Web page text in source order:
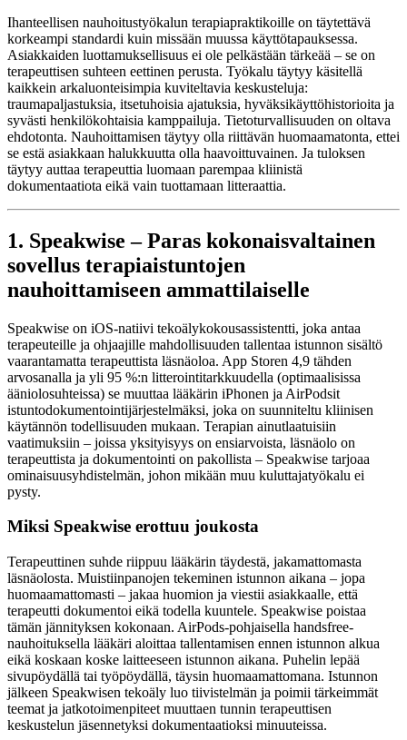
Ihanteellisen nauhoitustyökalun terapiapraktikoille on täytettävä
korkeampi standardi kuin missään muussa käyttötapauksessa.
Asiakkaiden luottamuksellisuus ei ole pelkästään tärkeää – se on
terapeuttisen suhteen eettinen perusta. Työkalu täytyy käsitellä
kaikkein arkaluonteisimpia kuviteltavia keskusteluja:
traumapaljastuksia, itsetuhoisia ajatuksia, hyväksikäyttöhistorioita ja
syvästi henkilökohtaisia kamppailuja. Tietoturvallisuuden on oltava
ehdotonta. Nauhoittamisen täytyy olla riittävän huomaamatonta, ettei
se estä asiakkaan halukkuutta olla haavoittuvainen. Ja tuloksen
täytyy auttaa terapeuttia luomaan parempaa kliinistä
dokumentaatiota eikä vain tuottamaan litteraattia.
1. Speakwise – Paras kokonaisvaltainen
sovellus terapiaistuntojen
nauhoittamiseen ammattilaiselle
Speakwise on iOS-natiivi tekoälykokousassistentti, joka antaa
terapeuteille ja ohjaajille mahdollisuuden tallentaa istunnon sisältö
vaarantamatta terapeuttista läsnäoloa. App Storen 4,9 tähden
arvosanalla ja yli 95 %:n litterointitarkkuudella (optimaalisissa
ääniolosuhteissa) se muuttaa lääkärin iPhonen ja AirPodsit
istuntodokumentointijärjestelmäksi, joka on suunniteltu kliinisen
käytännön todellisuuden mukaan. Terapian ainutlaatuisiin
vaatimuksiin – joissa yksityisyys on ensiarvoista, läsnäolo on
terapeuttista ja dokumentointi on pakollista – Speakwise tarjoaa
ominaisuusyhdistelmän, johon mikään muu kuluttajatyökalu ei
pysty.
Miksi Speakwise erottuu joukosta
Terapeuttinen suhde riippuu lääkärin täydestä, jakamattomasta
läsnäolosta. Muistiinpanojen tekeminen istunnon aikana – jopa
huomaamattomasti – jakaa huomion ja viestii asiakkaalle, että
terapeutti dokumentoi eikä todella kuuntele. Speakwise poistaa
tämän jännityksen kokonaan. AirPods-pohjaisella handsfree-
nauhoituksella lääkäri aloittaa tallentamisen ennen istunnon alkua
eikä koskaan koske laitteeseen istunnon aikana. Puhelin lepää
sivupöydällä tai työpöydällä, täysin huomaamattomana. Istunnon
jälkeen Speakwisen tekoäly luo tiivistelmän ja poimii tärkeimmät
teemat ja jatkotoimenpiteet muuttaen tunnin terapeuttisen
keskustelun jäsennetyksi dokumentaatioksi minuuteissa.